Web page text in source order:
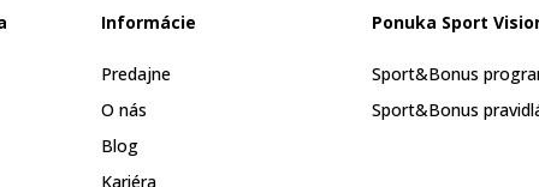
Informácie
Predajne
O nás
Blog
Kariéra
Ponuka Sport
Sport&Bonus
Sport&Bonus